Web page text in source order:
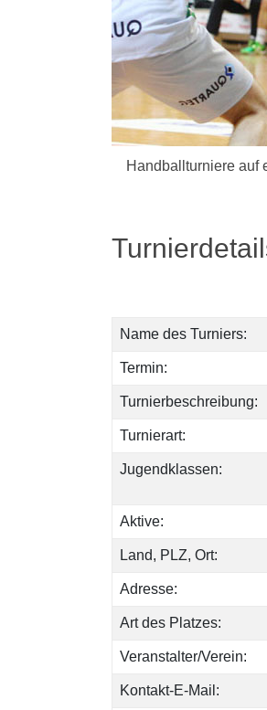
Handballturniere auf
Name des Turniers:
Termin:
Turnierbeschreibung:
Turnierart:
Jugendklassen:
Aktive:
Land, PLZ, Ort:
Adresse:
Art des Platzes:
Veranstalter/Verein:
Kontakt-E-Mail: